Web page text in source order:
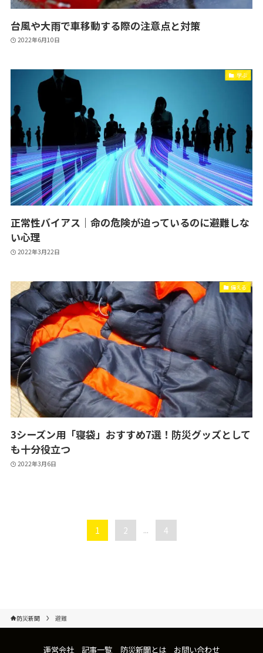
台風や大雨で車移動する際の注意点と対策
2022年6月10日
学ぶ
正常性バイアス｜命の危険が迫っているのに避難しな
い心理
2022年3月22日
備える
3シーズン用「寝袋」おすすめ7選！防災グッズとして
も十分役立つ
2022年3月6日
1 2 ... 4
防災新聞 避難
運営会社 記事一覧 防災新聞とは お問い合わせ